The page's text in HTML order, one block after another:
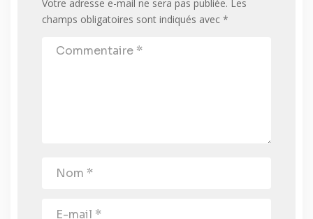
Votre adresse e-mail ne sera pas publiée. Les
champs obligatoires sont indiqués avec *